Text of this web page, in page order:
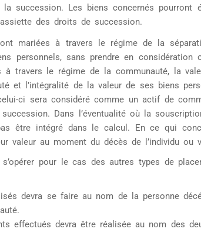
succession. Les biens concernés pourront
des droits de succession.
mariées à travers le régime de la
personnels, sans prendre en considération
travers le régime de la communauté, la
et l’intégralité de la valeur de ses biens
ci sera considéré comme un actif de
Dans l’éventualité où la
être intégré dans le calcul. En ce qui
valeur au moment du décès de l’individu ou
pour le cas des autres types de
devra se faire au nom de la personne
effectués devra être réalisée au nom des